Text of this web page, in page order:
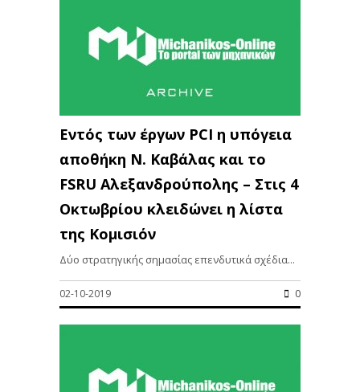
Εντός των έργων PCI η υπόγεια
αποθήκη Ν. Καβάλας και το
FSRU Αλεξανδρούπολης – Στις 4
Οκτωβρίου κλειδώνει η λίστα
της Κομισιόν
Δύο στρατηγικής σημασίας επενδυτικά σχέδια...
02-10-2019 0